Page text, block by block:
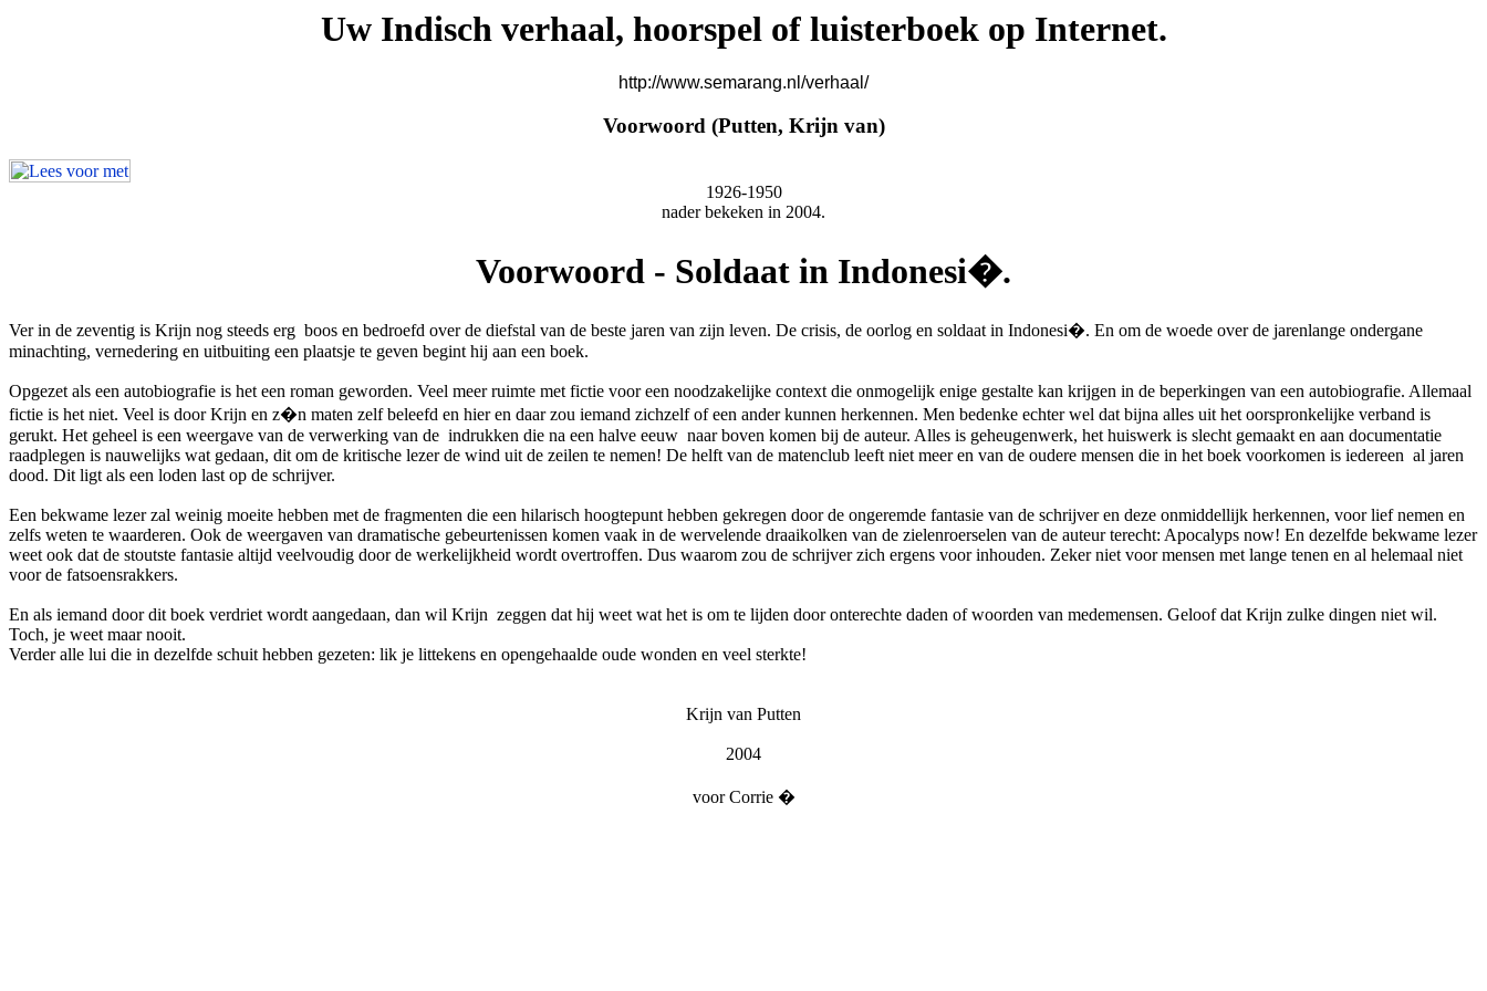
Uw Indisch verhaal, hoorspel of luisterboek op Internet.
http://www.semarang.nl/verhaal/
Voorwoord (Putten, Krijn van)
1926-1950
nader bekeken in 2004.
Voorwoord - Soldaat in Indonesi�.
Ver in de zeventig is Krijn nog steeds erg boos en bedroefd over de diefstal van de beste jaren van zijn leven. De crisis, de oorlog en soldaat in Indonesi�. En om de woede over de jarenlange ondergane
minachting, vernedering en uitbuiting een plaatsje te geven begint hij aan een boek.
Opgezet als een autobiografie is het een roman geworden. Veel meer ruimte met fictie voor een noodzakelijke context die onmogelijk enige gestalte kan krijgen in de beperkingen van een autobiografie. Allemaal
fictie is het niet. Veel is door Krijn en z�n maten zelf beleefd en hier en daar zou iemand zichzelf of een ander kunnen herkennen. Men bedenke echter wel dat bijna alles uit het oorspronkelijke verband is
gerukt. Het geheel is een weergave van de verwerking van de indrukken die na een halve eeuw naar boven komen bij de auteur. Alles is geheugenwerk, het huiswerk is slecht gemaakt en aan documentatie
raadplegen is nauwelijks wat gedaan, dit om de kritische lezer de wind uit de zeilen te nemen! De helft van de matenclub leeft niet meer en van de oudere mensen die in het boek voorkomen is iedereen al jaren
dood. Dit ligt als een loden last op de schrijver.
Een bekwame lezer zal weinig moeite hebben met de fragmenten die een hilarisch hoogtepunt hebben gekregen door de ongeremde fantasie van de schrijver en deze onmiddellijk herkennen, voor lief nemen en
zelfs weten te waarderen. Ook de weergaven van dramatische gebeurtenissen komen vaak in de wervelende draaikolken van de zielenroerselen van de auteur terecht: Apocalyps now! En dezelfde bekwame lezer
weet ook dat de stoutste fantasie altijd veelvoudig door de werkelijkheid wordt overtroffen. Dus waarom zou de schrijver zich ergens voor inhouden. Zeker niet voor mensen met lange tenen en al helemaal niet
voor de fatsoensrakkers.
En als iemand door dit boek verdriet wordt aangedaan, dan wil Krijn zeggen dat hij weet wat het is om te lijden door onterechte daden of woorden van medemensen. Geloof dat Krijn zulke dingen niet wil.
Toch, je weet maar nooit.
Verder alle lui die in dezelfde schuit hebben gezeten: lik je littekens en opengehaalde oude wonden en veel sterkte!
Krijn van Putten
2004
voor Corrie �